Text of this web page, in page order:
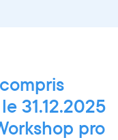
31.12.2025
pro